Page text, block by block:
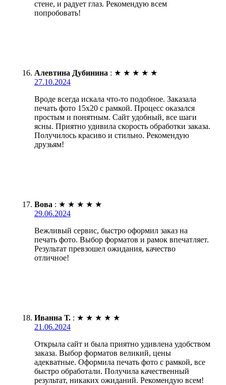
стене, и радует глаз. Рекомендую всем
попробовать!
Алевтина Дубинина : ★ ★ ★ ★ ★
27.10.2024
Вроде всегда искала что-то подобное. Заказала
печать фото 15х20 с рамкой. Процесс оказался
простым и понятным. Сайт удобный, все шаги
ясны. Приятно удивила скорость обработки заказа.
Получилось красиво и стильно. Рекомендую
друзьям!
Вова : ★ ★ ★ ★ ★
29.06.2024
Вежливый сервис, быстро оформил заказ на
печать фото. Выбор форматов и рамок впечатляет.
Результат превзошел ожидания, качество
отличное!
Иванна Т. : ★ ★ ★ ★ ★
21.06.2024
Открыла сайт и была приятно удивлена удобством
заказа. Выбор форматов великий, цены
адекватные. Оформила печать фото с рамкой, все
быстро обработали. Получила качественный
результат, никаких ожиданий. Рекомендую всем!